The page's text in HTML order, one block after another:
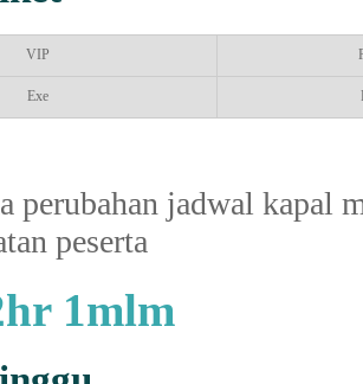
VIP
Exe
perubahan jadwal kapal
peserta
1mlm